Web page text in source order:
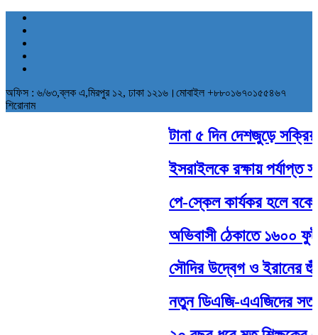
অফিস : ৬/৬৩,ব্লক এ,মিরপুর ১২, ঢাকা ১২১৬।মোবাইল +৮৮০১৬৭০১৫৫৪৬৭
শিরোনাম
টানা ৫ দিন দেশজুড়ে সক্রিয়
ইসরাইলকে রক্ষায় পর্যাপ্ত
পে-স্কেল কার্যকর হলে
অভিবাসী ঠেকাতে ১৬০০ ফুট
সৌদির উদ্বেগ ও ইরানের
নতুন ডিএজি-এএজিদের